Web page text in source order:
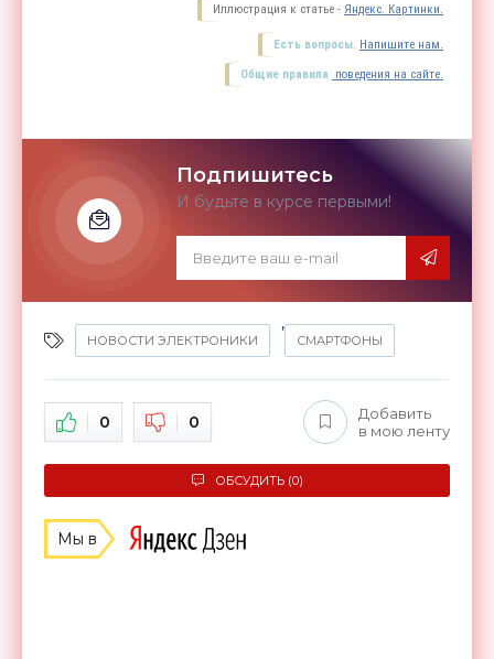
Иллюстрация к статье - Яндекс. Картинки.
Есть вопросы. Напишите нам.
Общие правила поведения на сайте.
Подпишитесь
И будьте в курсе первыми!
НОВОСТИ ЭЛЕКТРОНИКИ
,
СМАРТФОНЫ
0 0
Добавить
в мою ленту
ОБСУДИТЬ (0)
Мы в